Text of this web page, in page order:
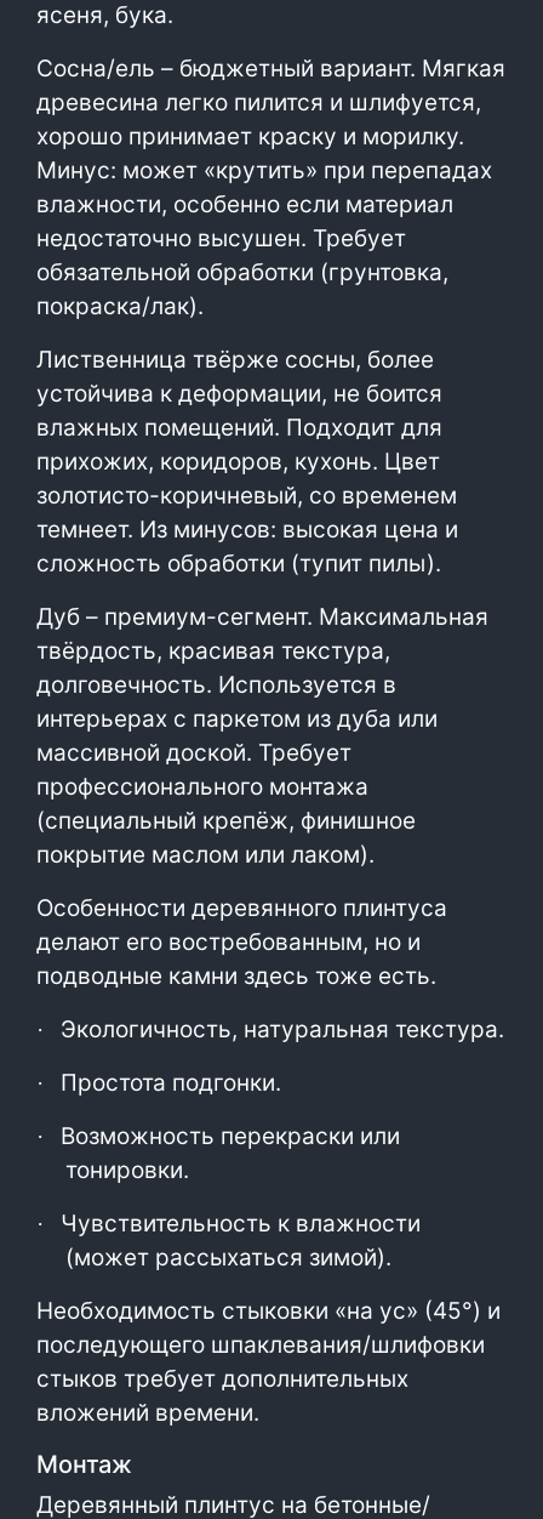
ясеня, бука.
Сосна/ель – бюджетный вариант. Мягкая
древесина легко пилится и шлифуется,
хорошо принимает краску и морилку.
Минус: может «крутить» при перепадах
влажности, особенно если материал
недостаточно высушен. Требует
обязательной обработки (грунтовка,
покраска/лак).
Лиственница твёрже сосны, более
устойчива к деформации, не боится
влажных помещений. Подходит для
прихожих, коридоров, кухонь. Цвет
золотисто-коричневый, со временем
темнеет. Из минусов: высокая цена и
сложность обработки (тупит пилы).
Дуб – премиум-сегмент. Максимальная
твёрдость, красивая текстура,
долговечность. Используется в
интерьерах с паркетом из дуба или
массивной доской. Требует
профессионального монтажа
(специальный крепёж, финишное
покрытие маслом или лаком).
Особенности деревянного плинтуса
делают его востребованным, но и
подводные камни здесь тоже есть.
· Экологичность, натуральная текстура.
· Простота подгонки.
·
Возможность перекраски или
тонировки.
·
Чувствительность к влажности
(может рассыхаться зимой).
Необходимость стыковки «на ус» (45°) и
последующего шпаклевания/шлифовки
стыков требует дополнительных
вложений времени.
Монтаж
Деревянный плинтус на бетонные/